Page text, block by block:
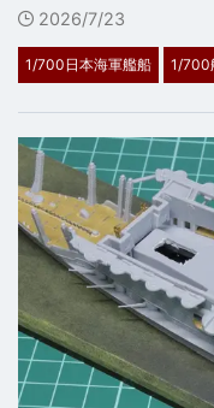
2026/7/23
1/700日本海軍艦船 1/700